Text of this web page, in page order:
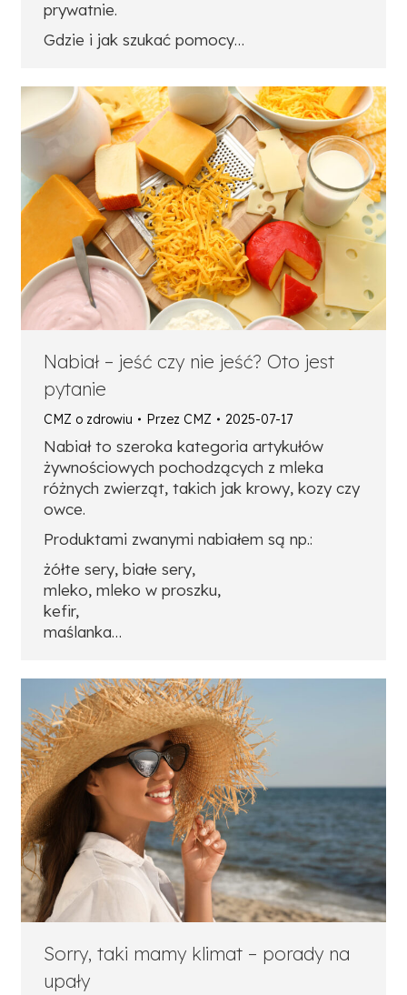
prywatnie.
Gdzie i jak szukać pomocy…
Nabiał – jeść czy nie jeść? Oto jest
pytanie
CMZ o zdrowiu Przez CMZ 2025-07-17
Nabiał to szeroka kategoria artykułów
żywnościowych pochodzących z mleka
różnych zwierząt, takich jak krowy, kozy czy
owce.
Produktami zwanymi nabiałem są np.:
żółte sery, białe sery,
mleko, mleko w proszku,
kefir,
maślanka…
Sorry, taki mamy klimat – porady na
upały